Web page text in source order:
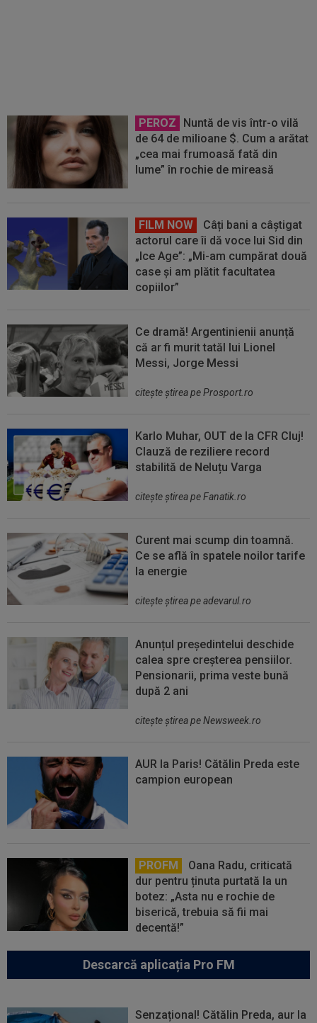
PEROZ
Nuntă de vis într-o vilă
de 64 de milioane $. Cum a arătat
„cea mai frumoasă fată din
lume” în rochie de mireasă
FILM NOW
Câți bani a câștigat
actorul care îi dă voce lui Sid din
„Ice Age”: „Mi-am cumpărat două
case și am plătit facultatea
copiilor”
Ce dramă! Argentinienii anunță
că ar fi murit tatăl lui Lionel
Messi, Jorge Messi
citeşte ştirea pe Prosport.ro
Karlo Muhar, OUT de la CFR Cluj!
Clauză de reziliere record
stabilită de Neluțu Varga
citeşte ştirea pe Fanatik.ro
Curent mai scump din toamnă.
Ce se află în spatele noilor tarife
la energie
citeşte ştirea pe adevarul.ro
Anunțul președintelui deschide
calea spre creșterea pensiilor.
Pensionarii, prima veste bună
după 2 ani
citeşte ştirea pe Newsweek.ro
AUR la Paris! Cătălin Preda este
campion european
PROFM
Oana Radu, criticată
dur pentru ținuta purtată la un
botez: „Asta nu e rochie de
biserică, trebuia să fii mai
decentă!”
Descarcă aplicația Pro FM
Senzațional! Cătălin Preda, aur la